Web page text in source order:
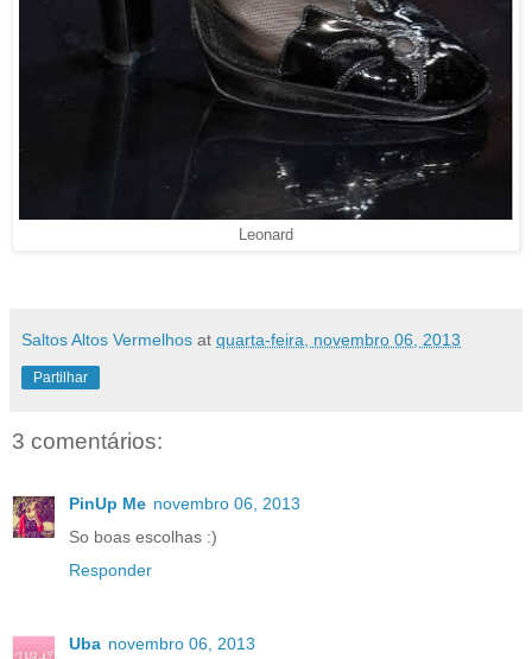
Leonard
Saltos Altos Vermelhos at quarta-feira, novembro 06, 2013
Partilhar
3 comentários:
PinUp Me novembro 06, 2013
So boas escolhas :)
Responder
Uba novembro 06, 2013